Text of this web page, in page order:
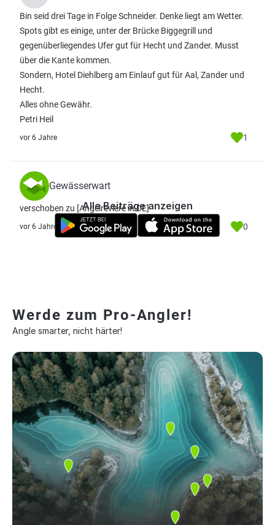
Bin seid drei Tage in Folge Schneider. Denke liegt am Wetter.
Spots gibt es einige, unter der Brücke Biggegrill und
gegenüberliegendes Ufer gut für Hecht und Zander. Musst
über die Kante kommen.
Sondern, Hotel Diehlberg am Einlauf gut für Aal, Zander und
Hecht.
Alles ohne Gewähr.
Petri Heil
vor 6 Jahre 1
Gewässerwart
verschoben zu [Angelreviere in DE]
vor 6 Jahre 0
Alle Beiträge anzeigen
Werde zum Pro-Angler!
Angle smarter, nicht härter!